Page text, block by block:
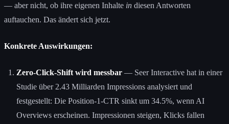
— aber nicht, ob ihre eigenen Inhalte in diesen Antworten
auftauchen. Das ändert sich jetzt.
Konkrete Auswirkungen:
Zero-Click-Shift wird messbar — Seer Interactive hat in einer
Studie über 2.43 Milliarden Impressions analysiert und
festgestellt: Die Position-1-CTR sinkt um 34.5%, wenn AI
Overviews erscheinen. Impressionen steigen, Klicks fallen